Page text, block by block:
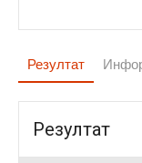
Резултат
Резултат